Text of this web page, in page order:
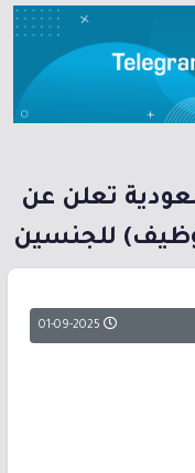
تعلن عن
للجنسين
01-09-2025